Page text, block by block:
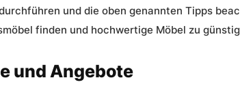
und die oben genannten Tipps
finden und hochwertige Möbel zu
und Angebote